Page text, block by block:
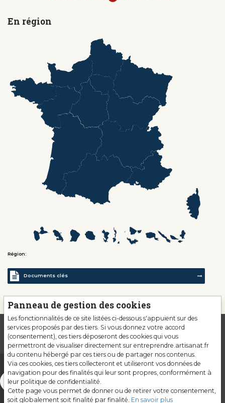
En région
Région:
Documents clés
Panneau de gestion des cookies
Les fonctionnalités de ce site listées ci-dessous s'appuient sur des
services proposés par des tiers. Si vous donnez votre accord
(consentement), ces tiers déposeront des cookies qui vous
permettront de visualiser directement sur entreprendre.artisanat.fr
du contenu hébergé par ces tiers ou de partager nos contenus.
Via ces cookies, ces tiers collecteront et utiliseront vos données de
navigation pour des finalités qui leur sont propres, conformément à
leur politique de confidentialité.
Cette page vous permet de donner ou de retirer votre consentement,
soit globalement soit finalité par finalité. En savoir plus